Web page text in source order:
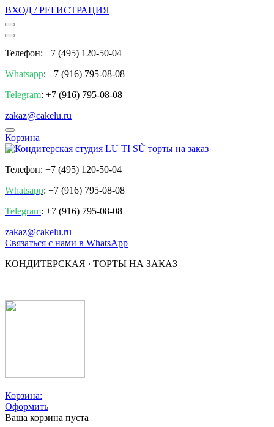
ВХОД / РЕГИСТРАЦИЯ
Телефон: +7 (495) 120-50-04
Whatsapp: +7 (916) 795-08-08
Telegram: +7 (916) 795-08-08
zakaz@cakelu.ru
Корзина
Телефон: +7 (495) 120-50-04
Whatsapp: +7 (916) 795-08-08
Telegram: +7 (916) 795-08-08
zakaz@cakelu.ru
Cвязаться с нами в WhatsApp
КОНДИТЕРСКАЯ ∙ ТОРТЫ НА ЗАКАЗ
Корзина:
Оформить
Ваша корзина пуста